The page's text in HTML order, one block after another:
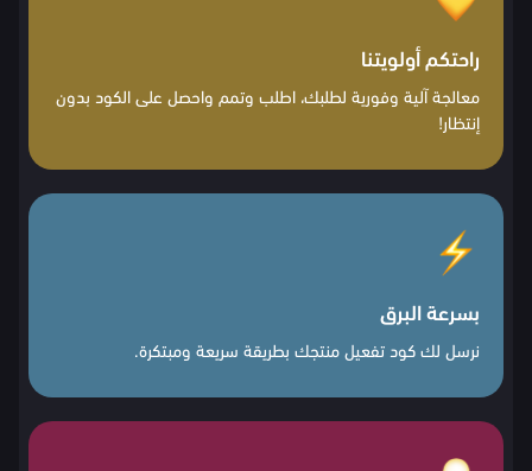
راحتكم أولويتنا
معالجة آلية وفورية لطلبك، اطلب وتمم واحصل على الكود بدون
إنتظار!
بسرعة البرق
نرسل لك كود تفعيل منتجك بطريقة سريعة ومبتكرة.